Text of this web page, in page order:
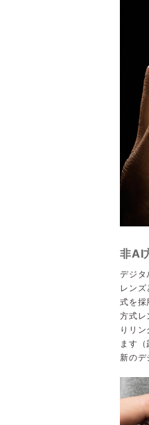
非AI
デジタ
レン
式を採
方式レ
りリ
ます
新のデ